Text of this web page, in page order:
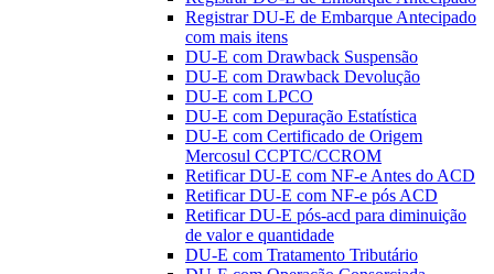
Registrar DU-E de Embarque Antecipado
com mais itens
DU-E com Drawback Suspensão
DU-E com Drawback Devolução
DU-E com LPCO
DU-E com Depuração Estatística
DU-E com Certificado de Origem
Mercosul CCPTC/CCROM
Retificar DU-E com NF-e Antes do ACD
Retificar DU-E com NF-e pós ACD
Retificar DU-E pós-acd para diminuição
de valor e quantidade
DU-E com Tratamento Tributário